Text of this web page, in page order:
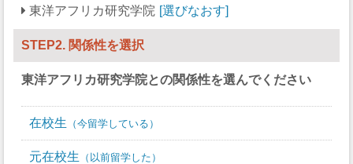
東洋アフリカ研究学院 選びなおす
STEP2. 関係性を選択
東洋アフリカ研究学院との関係性を選んでください
在校生 今留学している
元在校生 以前留学した